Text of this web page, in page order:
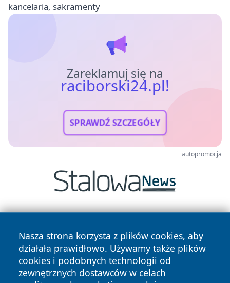
kancelaria, sakramenty
Zareklamuj się na
raciborski24.pl!
SPRAWDŹ SZCZEGÓŁY
autopromocja
Nasza strona korzysta z plików cookies, aby
działała prawidłowo. Używamy także plików
cookies i podobnych technologii od
zewnętrznych dostawców w celach
Copyright © 2026 raciborski24.pl Wszystkie prawa